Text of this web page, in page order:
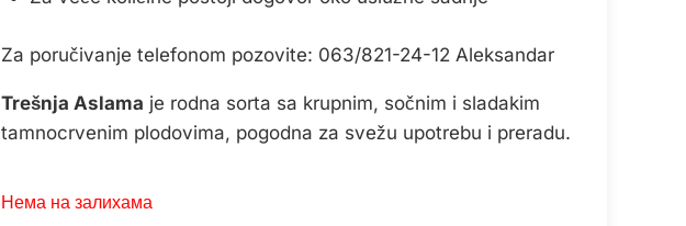
Za poručivanje telefonom pozovite: 063/821-24-12 Aleksandar
Trešnja Aslama je rodna sorta sa krupnim, sočnim i sladakim
tamnocrvenim plodovima, pogodna za svežu upotrebu i preradu.
Нема на залихама